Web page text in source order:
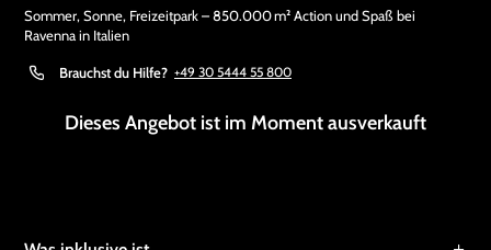
Sommer, Sonne, Freizeitpark – 850.000 m² Action und Spaß bei
Ravenna in Italien
Brauchst du Hilfe? +49 30 5444 55 800
Dieses Angebot ist im Moment ausverkauft